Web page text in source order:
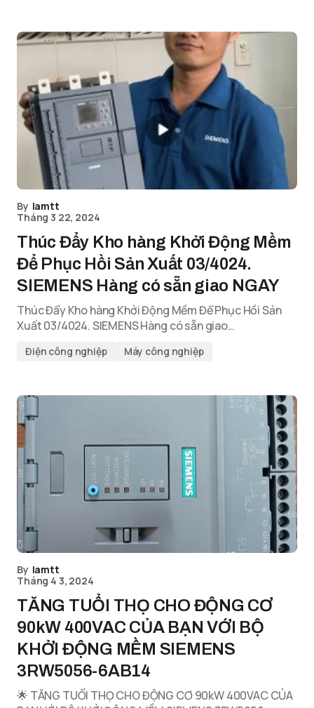
By lamtt
Tháng 3 22, 2024
Thúc Đẩy Kho hàng Khởi Động Mềm
Để Phục Hồi Sản Xuất 03/4024.
SIEMENS Hàng có sẵn giao NGAY
Thúc Đẩy Kho hàng Khởi Động Mềm Để Phục Hồi Sản
Xuất 03/4024. SIEMENS Hàng có sẵn giao…
Điện công nghiệp Máy công nghiệp
By lamtt
Tháng 4 3, 2024
TĂNG TUỔI THỌ CHO ĐỘNG CƠ
90kW 400VAC CỦA BẠN VỚI BỘ
KHỞI ĐỘNG MỀM SIEMENS
3RW5056-6AB14
🌟 TĂNG TUỔI THỌ CHO ĐỘNG CƠ 90kW 400VAC CỦA